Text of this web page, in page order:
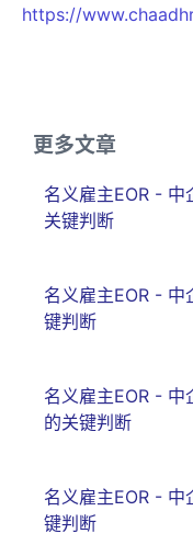
https://
更多文章
名义雇主EOR - 中
关键判断
名义雇主EOR - 中
键判断
名义雇主EOR - 中
的关键判断
名义雇主EOR - 中
键判断